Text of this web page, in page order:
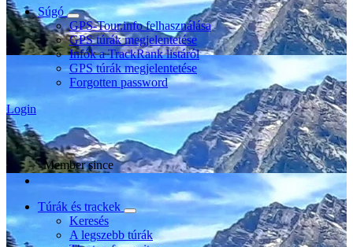
Súgó
GPS-Tour.info felhasználása
GPS túrák megjelentetése
Infók a TrackRank listáról
GPS túrák megjelentetése
Forgotten password
Login
Member since
Túrák és trackek
Keresés
A legszebb túrák